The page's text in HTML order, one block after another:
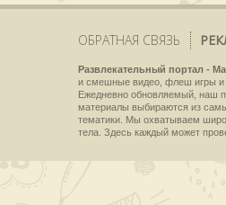
ОБРАТНАЯ СВЯЗЬ
Развлекательный портал -
и смешные видео, флеш игры и
Ежедневно обновляемый, наш
материалы выбираются из
тематики. Мы охватываем
тела. Здесь каждый может